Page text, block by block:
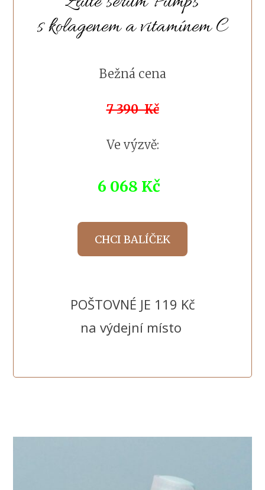
s kolagenem a vitamínem C
Bežná cena
7 390 Kč
Ve výzvě:
6 068 Kč
CHCI BALÍČEK
POŠTOVNÉ JE 119 Kč
na výdejní místo